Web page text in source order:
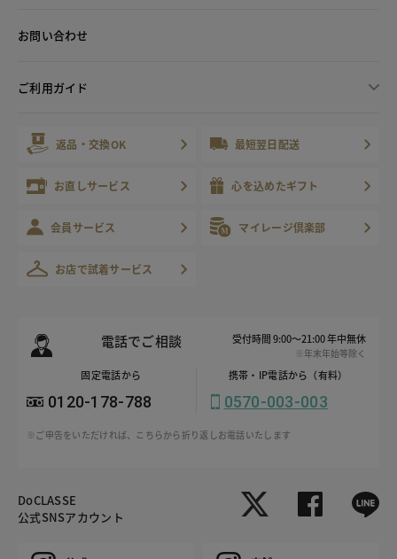
お問い合わせ
ご利用ガイド
返品・交換OK 最短翌日配送
お直しサービス 心を込めたギフト
会員サービス マイレージ倶楽部
お店で試着サービス
電話でご相談 受付時間 9:00～21:00 年中無休
※年末年始等除く
固定電話から
0120-178-788
携帯・IP電話から（有料）
0570-003-003
※ご申告をいただければ、こちらから折り返しお電話いたします
DoCLASSE
公式SNSアカウント